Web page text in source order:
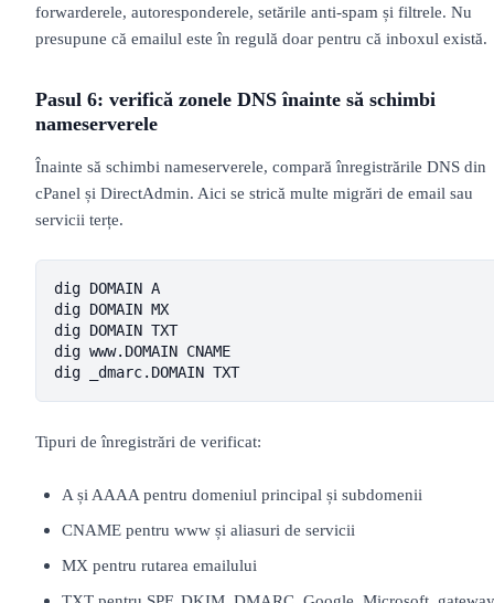
forwarderele, autoresponderele, setările anti-spam și filtrele. Nu
presupune că emailul este în regulă doar pentru că inboxul există.
Pasul 6: verifică zonele DNS înainte să schimbi
nameserverele
Înainte să schimbi nameserverele, compară înregistrările DNS din
cPanel și DirectAdmin. Aici se strică multe migrări de email sau
servicii terțe.
dig DOMAIN A
dig DOMAIN MX
dig DOMAIN TXT
dig www.DOMAIN CNAME
dig _dmarc.DOMAIN TXT
Tipuri de înregistrări de verificat:
A și AAAA pentru domeniul principal și subdomenii
CNAME pentru www și aliasuri de servicii
MX pentru rutarea emailului